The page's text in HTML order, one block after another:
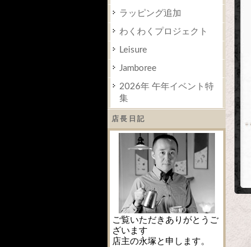
ラッピング追加
わくわくプロジェクト
Leisure
Jamboree
2026年 午年イベント特
集
店長日記
ご覧いただきありがとうご
ざいます
店主の永塚と申します。